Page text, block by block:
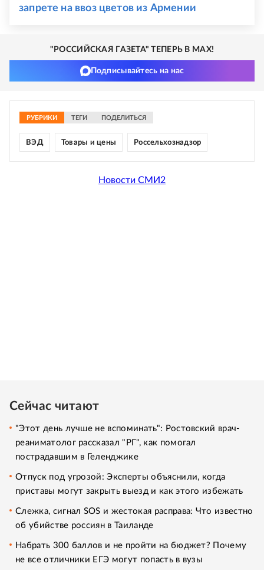
запрете на ввоз цветов из Армении
"РОССИЙСКАЯ ГАЗЕТА" ТЕПЕРЬ В MAX!
Подписывайтесь на нас
РУБРИКИ ТЕГИ ПОДЕЛИТЬСЯ
ВЭД Товары и цены Россельхознадзор
Новости СМИ2
Сейчас читают
"Этот день лучше не вспоминать": Ростовский врач-
реаниматолог рассказал "РГ", как помогал
пострадавшим в Геленджике
Отпуск под угрозой: Эксперты объяснили, когда
приставы могут закрыть выезд и как этого избежать
Слежка, сигнал SOS и жестокая расправа: Что известно
об убийстве россиян в Таиланде
Набрать 300 баллов и не пройти на бюджет? Почему
не все отличники ЕГЭ могут попасть в вузы